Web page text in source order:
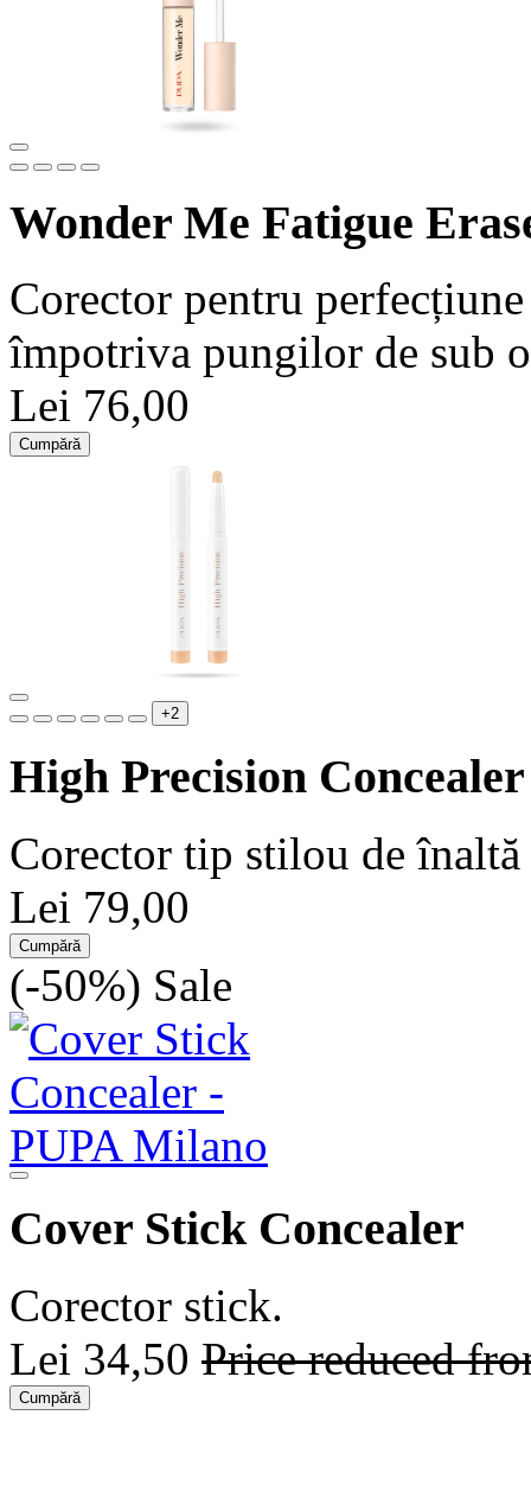
Wonder Me Fatigue
Corector pentru
împotriva pungilor de sub
Lei 76,00
Cumpără
+2
High Precision Concealer
Corector tip stilou de
Lei 79,00
Cumpără
(-50%) Sale
Cover Stick Concealer
Corector stick.
Lei 34,50 Price reduced
Cumpără